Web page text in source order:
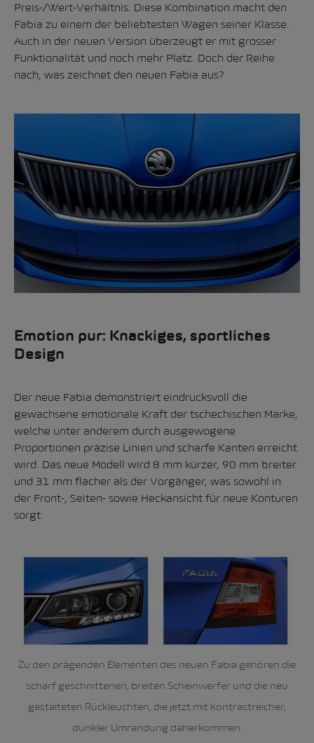
Preis-/Wert-Verhältnis. Diese Kombination macht den
Fabia zu einem der beliebtesten Wagen seiner Klasse.
Auch in der neuen Version überzeugt er mit grosser
Funktionalität und noch mehr Platz. Doch der Reihe
nach, was zeichnet den neuen Fabia aus?
Emotion pur: Knackiges, sportliches
Design
Der neue Fabia demonstriert eindrucksvoll die
gewachsene emotionale Kraft der tschechischen Marke,
welche unter anderem durch ausgewogene
Proportionen präzise Linien und scharfe Kanten erreicht
wird. Das neue Modell wird 8 mm kürzer, 90 mm breiter
und 31 mm flacher als der Vorgänger, was sowohl in
der Front-, Seiten- sowie Heckansicht für neue Konturen
sorgt.
Zu den prägenden Elementen des neuen Fabia gehören die
scharf geschnittenen, breiten Scheinwerfer und die neu
gestalteten Rückleuchten, die jetzt mit kontrastreicher,
dunkler Umrandung daherkommen.